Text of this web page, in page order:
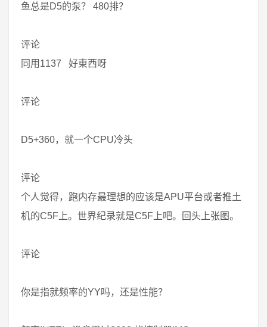
鱼总是D5的泵？ 480排？
评论
同用1137 好東西呀
评论
D5+360，就一个CPU冷头
评论
个人觉得，跑内存最理想的应该是APU平台或者推土
机的C5F上。世界纪录就是C5F上吧。回头上张图。
评论
你是指就频率的YY吗，还是性能？